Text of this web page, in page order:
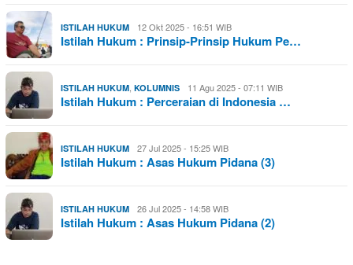
ISTILAH HUKUM 12 Okt 2025 - 16:51 WIB
Istilah Hukum : Prinsip-Prinsip Hukum Pe…
ISTILAH HUKUM KOLUMNIS 11 Agu 2025 - 07:11 WIB
Istilah Hukum : Perceraian di Indonesia …
ISTILAH HUKUM 27 Jul 2025 - 15:25 WIB
Istilah Hukum : Asas Hukum Pidana (3)
ISTILAH HUKUM 26 Jul 2025 - 14:58 WIB
Istilah Hukum : Asas Hukum Pidana (2)